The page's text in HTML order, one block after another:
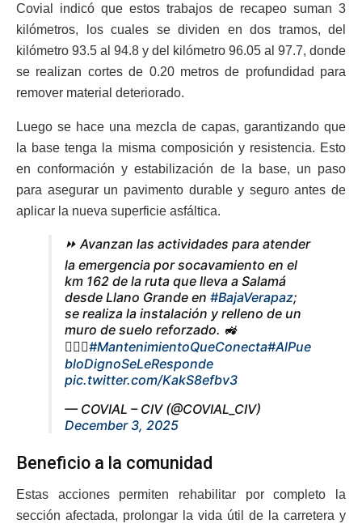
Covial indicó que estos trabajos de recapeo suman 3
kilómetros, los cuales se dividen en dos tramos, del
kilómetro 93.5 al 94.8 y del kilómetro 96.05 al 97.7, donde
se realizan cortes de 0.20 metros de profundidad para
remover material deteriorado.
Luego se hace una mezcla de capas, garantizando que
la base tenga la misma composición y resistencia. Esto
en conformación y estabilización de la base, un paso
para asegurar un pavimento durable y seguro antes de
aplicar la nueva superficie asfáltica.
⏩ Avanzan las actividades para atender
la emergencia por socavamiento en el
km 162 de la ruta que lleva a Salamá
desde Llano Grande en #BajaVerapaz;
se realiza la instalación y relleno de un
muro de suelo reforzado. 🚜
👷🏽‍♂️#MantenimientoQueConecta#AlPue
bloDignoSeLeResponde
pic.twitter.com/KakS8efbv3
— COVIAL – CIV (@COVIAL_CIV)
December 3, 2025
Beneficio a la comunidad
Estas acciones permiten rehabilitar por completo la
sección afectada, prolongar la vida útil de la carretera y